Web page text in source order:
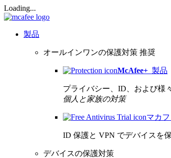
Loading...
製品
オールインワンの保護対策 推奨
McAfee+ 製品
プライバシー、ID、および様
個人と家族の対策
マカ
ID 保護と VPN でデバイスを
デバイスの保護対策